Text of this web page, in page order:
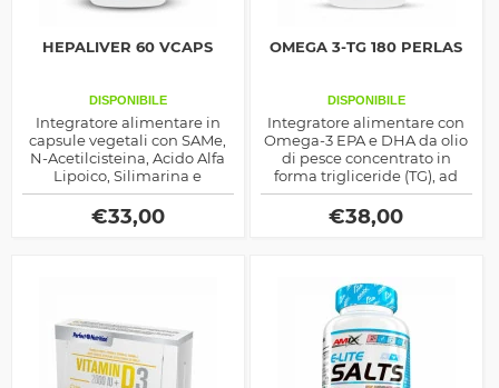
HEPALIVER 60 VCAPS
DISPONIBILE
Integratore alimentare in
capsule vegetali con SAMe,
N-Acetilcisteina, Acido Alfa
Lipoico, Silimarina e
vitamine del gruppo B,
studiato per supportare la
funzionalità epatica, la
€33,00
OMEGA 3-TG 180 PERLAS
DISPONIBILE
Integratore alimentare con
Omega-3 EPA e DHA da olio
di pesce concentrato in
forma trigliceride (TG), ad
elevata biodisponibilità,
ideale per supportare la
normale funzione cardiaca,
€38,00